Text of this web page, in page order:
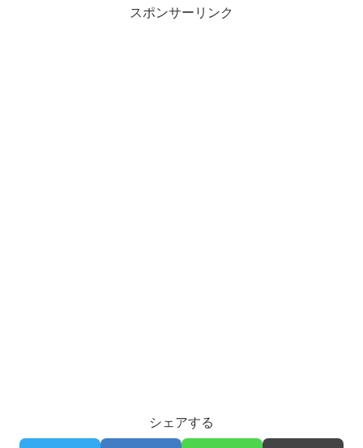
スポンサーリンク
シェアする